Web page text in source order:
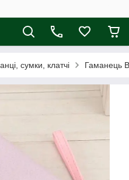
сумки, клатчі Гаманець